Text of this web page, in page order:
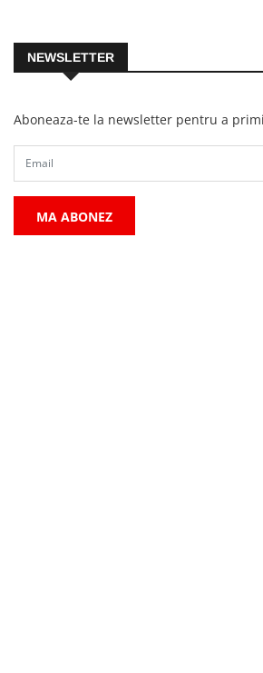
NEWSLETTER
Aboneaza-te la newsletter pentru a
MA ABONEZ